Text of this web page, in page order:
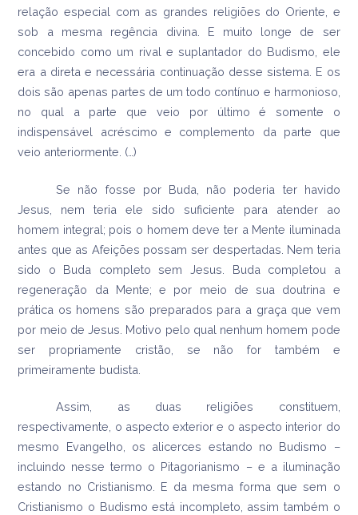
relação especial com as grandes religiões do Oriente, e
sob a mesma regência divina. E muito longe de ser
concebido como um rival e suplantador do Budismo, ele
era a direta e necessária continuação desse sistema. E os
dois são apenas partes de um todo contínuo e harmonioso,
no qual a parte que veio por último é somente o
indispensável acréscimo e complemento da parte que
veio anteriormente. (…)
Se não fosse por Buda, não poderia ter havido
Jesus, nem teria ele sido suficiente para atender ao
homem integral; pois o homem deve ter a Mente iluminada
antes que as Afeições possam ser despertadas. Nem teria
sido o Buda completo sem Jesus. Buda completou a
regeneração da Mente; e por meio de sua doutrina e
prática os homens são preparados para a graça que vem
por meio de Jesus. Motivo pelo qual nenhum homem pode
ser propriamente cristão, se não for também e
primeiramente budista.
Assim, as duas religiões constituem,
respectivamente, o aspecto exterior e o aspecto interior do
mesmo Evangelho, os alicerces estando no Budismo –
incluindo nesse termo o Pitagorianismo – e a iluminação
estando no Cristianismo. E da mesma forma que sem o
Cristianismo o Budismo está incompleto, assim também o